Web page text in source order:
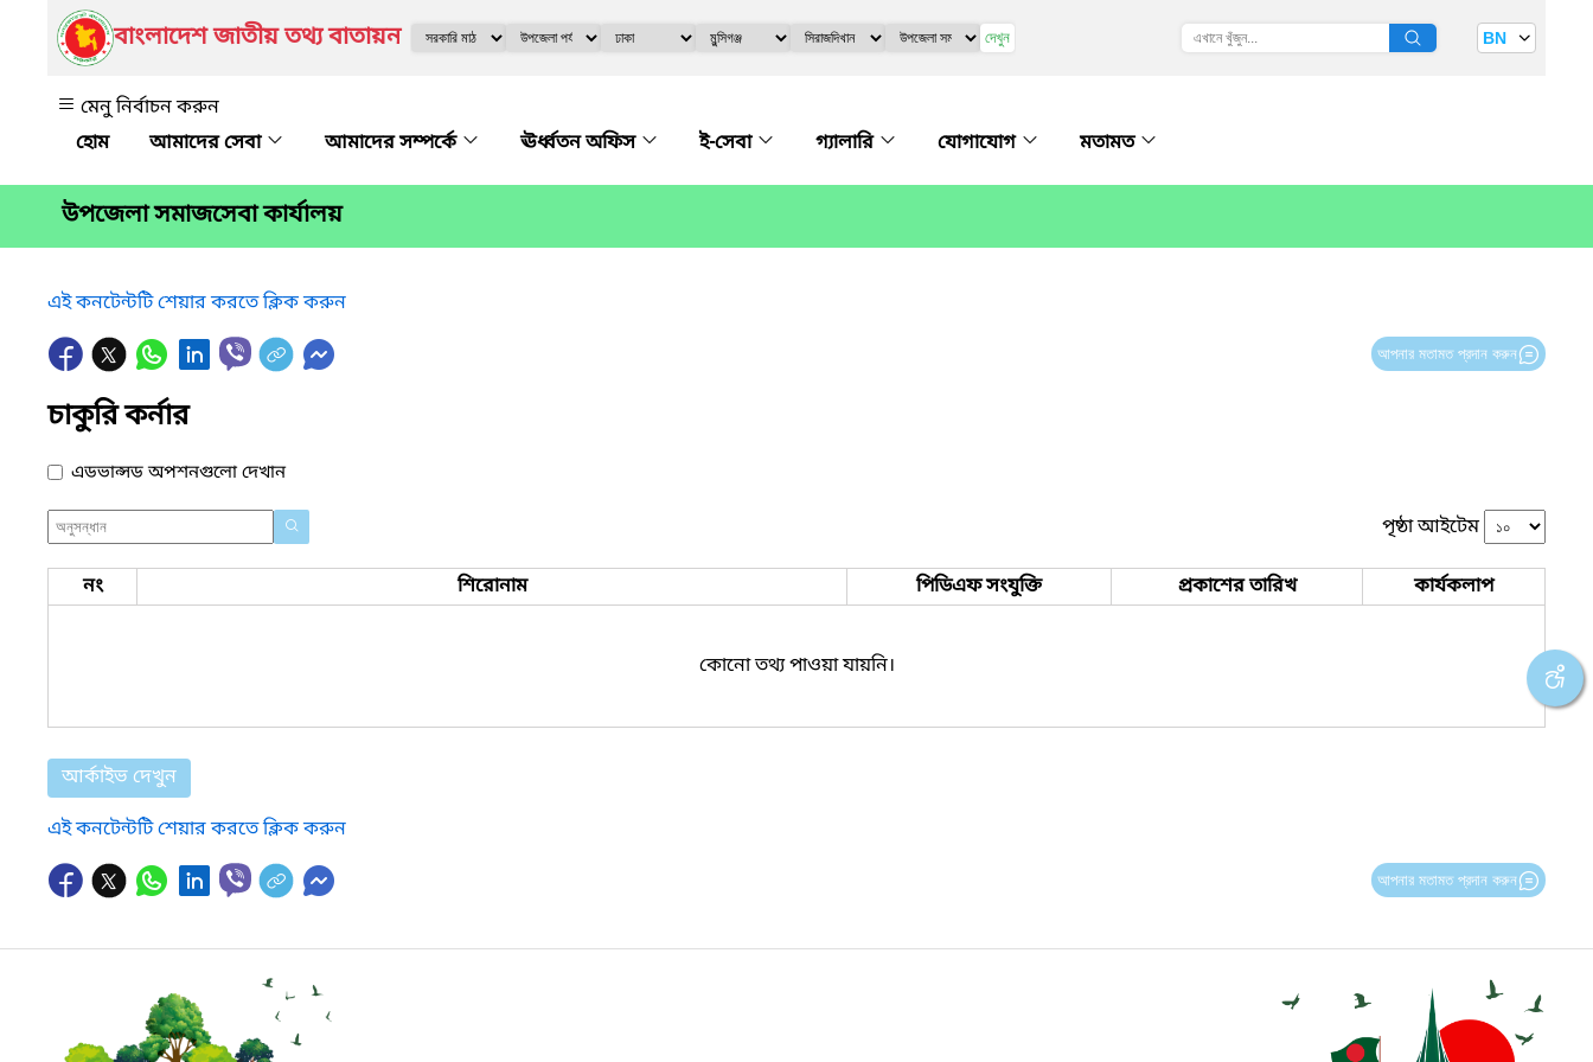
বাংলাদেশ জাতীয় তথ্য বাতায়ন দেখুন BN
মেনু নির্বাচন করুন
আমাদের সেবা
আমাদের সম্পর্কে ঊর্ধ্বতন অফিস ই-সেবা গ্যালারি যোগাযোগ মতামত
উপজেলা সমাজসেবা কার্যালয়
এই কনটেন্টটি শেয়ার করতে ক্লিক করুন
আপনার মতামত প্রদান করুন
চাকুরি কর্নার
এডভান্সড অপশনগুলো দেখান
পৃষ্ঠা আইটেম
নং শিরোনাম পিডিএফ সংযুক্তি প্রকাশের তারিখ কার্যকলাপ
কোনো তথ্য পাওয়া যায়নি।
আর্কাইভ দেখুন
এই কনটেন্টটি শেয়ার করতে ক্লিক করুন
আপনার মতামত প্রদান করুন